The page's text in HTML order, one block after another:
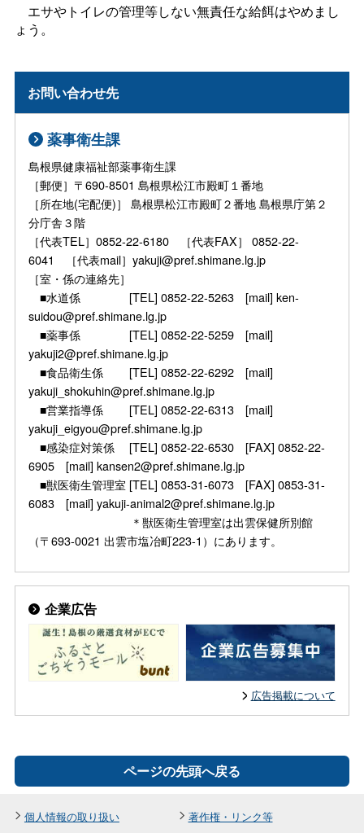
エサやトイレの管理等しない無責任な給餌はやめまし
ょう。
お問い合わせ先
薬事衛生課
島根県健康福祉部薬事衛生課
［郵便］〒690-8501 島根県松江市殿町１番地
［所在地(宅配便)］ 島根県松江市殿町２番地 島根県庁第２
分庁舎３階
［代表TEL］0852-22-6180 ［代表FAX］ 0852-22-
6041 ［代表mail］yakuji@pref.shimane.lg.jp
［室・係の連絡先］
■水道係 [TEL] 0852-22-5263 [mail] ken-
suidou@pref.shimane.lg.jp
■薬事係 [TEL] 0852-22-5259 [mail]
yakuji2@pref.shimane.lg.jp
■食品衛生係 [TEL] 0852-22-6292 [mail]
yakuji_shokuhin@pref.shimane.lg.jp
■営業指導係 [TEL] 0852-22-6313 [mail]
yakuji_eigyou@pref.shimane.lg.jp
■感染症対策係 [TEL] 0852-22-6530 [FAX] 0852-22-
6905 [mail] kansen2@pref.shimane.lg.jp
■獣医衛生管理室 [TEL] 0853-31-6073 [FAX] 0853-31-
6083 [mail] yakuji-animal2@pref.shimane.lg.jp
＊獣医衛生管理室は出雲保健所別館
（〒693-0021 出雲市塩冶町223-1）にあります。
企業広告
広告掲載について
ページの先頭へ戻る
個人情報の取り扱い 著作権・リンク等